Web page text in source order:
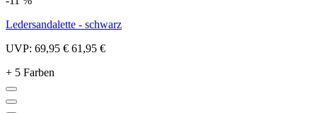
Ledersandalette - schwarz
UVP: 69,95 € 61,95 €
+ 5 Farben